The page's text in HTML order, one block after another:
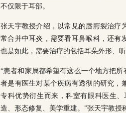
不仅限于耳部。
张天宇教授介绍，以常见的唇腭裂治疗
常合并中耳炎，需要看耳鼻喉科，还有
也是如此，需要治疗的包括耳朵外形、
“患者和家属都希望有这么一个地方把
者是有医生对某个疾病有透彻的研究，
专科优势衍生而来，科室有眼科医生
造、形态修复、美学重建。”张天宇教授